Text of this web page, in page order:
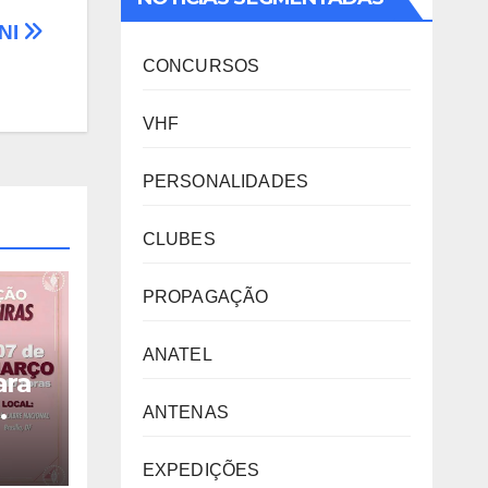
CONCURSOS
VHF
PERSONALIDADES
CLUBES
PROPAGAÇÃO
ANATEL
ANTENAS
EXPEDIÇÕES